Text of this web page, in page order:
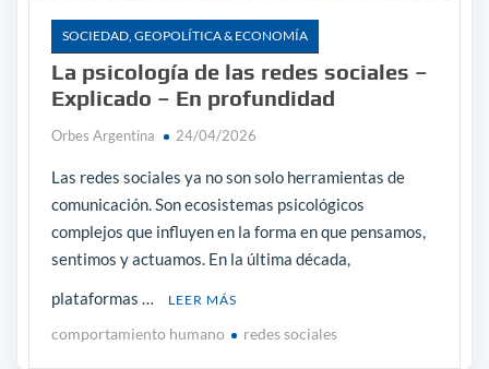
SOCIEDAD, GEOPOLÍTICA & ECONOMÍA
La psicología de las redes sociales –
Explicado – En profundidad
Orbes Argentina 24/04/2026
Las redes sociales ya no son solo herramientas de
comunicación. Son ecosistemas psicológicos
complejos que influyen en la forma en que pensamos,
sentimos y actuamos. En la última década,
plataformas …
LEER MÁS
comportamiento humano redes sociales